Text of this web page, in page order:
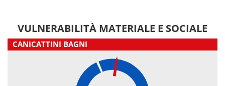
VULNERABILITÀ MATERIALE E SOCIALE
CANICATTINI BAGNI